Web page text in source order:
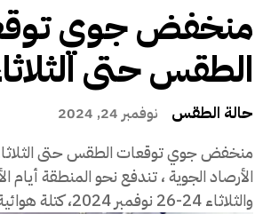
منخفض جوي
الطقس حتى
حالة الطقس نوفمبر 24, 2024
منخفض جوي توقعات الطقس حتى
الأرصاد الجوية ، تندفع نحو المنطقة أيام
والثلاثاء 24-26 نوفمبر 2024، كتلة هوائية باردة جداً،